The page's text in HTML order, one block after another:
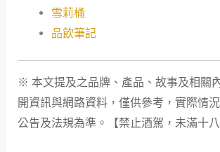
雪莉桶
品飲筆記
※ 本文提及之品牌、產品、故事及相關
開資訊與網路資料，僅供參考，實際情
公告及法規為準。【禁止酒駕，未滿十八